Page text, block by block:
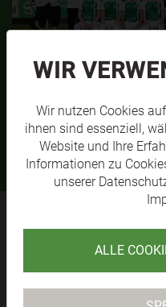
KM1
SV
WIR
Wir nutzen Cookies
ihnen sind essenziell,
Website und Ihre
Informationen zu
unserer
ALLE